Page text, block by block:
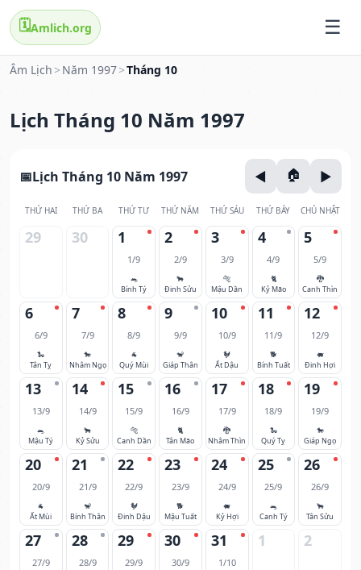
🗓️Amlich.org
Âm Lịch > Năm 1997>Tháng 10
Lịch Tháng 10 Năm 1997
Lịch Tháng 10 Năm 1997
THỨ HAI THỨ BA THỨ TƯ THỨ NĂM THỨ SÁU THỨ BẢY CHỦ NHẬT
29 30 1
1/9
🐀
Bính Tý
2
2/9
🐂
Đinh Sửu
3
3/9
🐅
Mậu Dần
4
4/9
🐈
Kỷ Mão
5
5/9
🐉
Canh Thìn
6
6/9
🐍
Tân Tỵ
7
7/9
🐎
Nhâm Ngọ
8
8/9
🐐
Quý Mùi
9
9/9
🐒
Giáp Thân
10
10/9
🐓
Ất Dậu
11
11/9
🐕
Bính Tuất
12
12/9
🐖
Đinh Hợi
13
13/9
🐀
Mậu Tý
14
14/9
🐂
Kỷ Sửu
15
15/9
🐅
Canh Dần
16
16/9
🐈
Tân Mão
17
17/9
🐉
Nhâm Thìn
18
18/9
🐍
Quý Tỵ
19
19/9
🐎
Giáp Ngọ
20
20/9
🐐
Ất Mùi
21
21/9
🐒
Bính Thân
22
22/9
🐓
Đinh Dậu
23
23/9
🐕
Mậu Tuất
24
24/9
🐖
Kỷ Hợi
25
25/9
🐀
Canh Tý
26
26/9
🐂
Tân Sửu
27
27/9
28
28/9
29
29/9
30
30/9
31
1/10
1 2